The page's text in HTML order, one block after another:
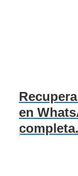
en
completa.